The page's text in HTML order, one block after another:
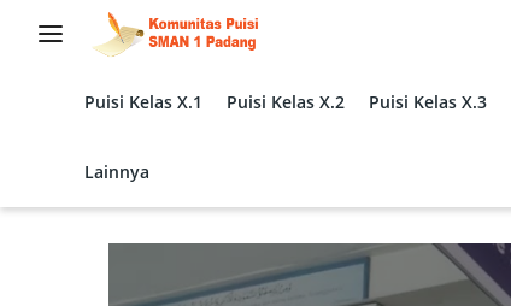
Puisi Kelas X.1
Puisi Kelas X.2 Puisi Kelas X.3
Lainnya